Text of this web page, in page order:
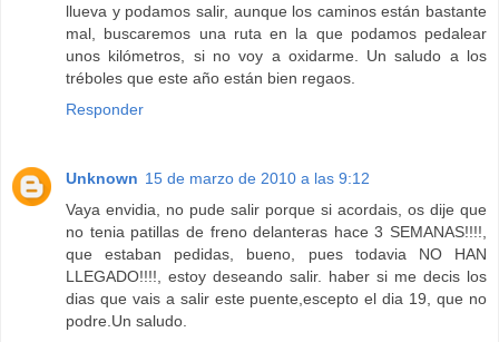
llueva y podamos salir, aunque los caminos están bastante
mal, buscaremos una ruta en la que podamos pedalear
unos kilómetros, si no voy a oxidarme. Un saludo a los
tréboles que este año están bien regaos.
Responder
Unknown 15 de marzo de 2010 a las 9:12
Vaya envidia, no pude salir porque si acordais, os dije que
no tenia patillas de freno delanteras hace 3 SEMANAS!!!!,
que estaban pedidas, bueno, pues todavia NO HAN
LLEGADO!!!!, estoy deseando salir. haber si me decis los
dias que vais a salir este puente,escepto el dia 19, que no
podre.Un saludo.